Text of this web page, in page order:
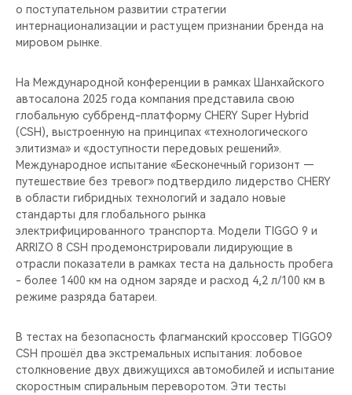
о поступательном развитии стратегии
интернационализации и растущем признании бренда на
мировом рынке.
На Международной конференции в рамках Шанхайского
автосалона 2025 года компания представила свою
глобальную суббренд-платформу CHERY Super Hybrid
(CSH), выстроенную на принципах «технологического
элитизма» и «доступности передовых решений».
Международное испытание «Бесконечный горизонт —
путешествие без тревог» подтвердило лидерство CHERY
в области гибридных технологий и задало новые
стандарты для глобального рынка
электрифицированного транспорта. Модели TIGGO 9 и
ARRIZO 8 CSH продемонстрировали лидирующие в
отрасли показатели в рамках теста на дальность пробега
- более 1400 км на одном заряде и расход 4,2 л/100 км в
режиме разряда батареи.
В тестах на безопасность флагманский кроссовер TIGGO9
CSH прошёл два экстремальных испытания: лобовое
столкновение двух движущихся автомобилей и испытание
скоростным спиральным переворотом. Эти тесты